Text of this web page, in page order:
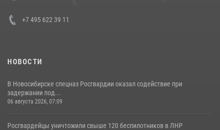
+7 495 622 39 11
НОВОСТИ
В Новосибирске спецназ Росгвардии оказал содействие при
задержании под...
06 августа 2026, 07:09
Росгвардейцы уничтожили свыше 120 беспилотников в ЛНР